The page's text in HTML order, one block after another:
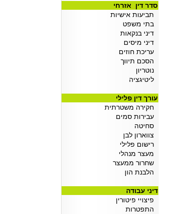
סדר דין אזרחי
תביעות אישיות
בתי משפט
דיני בנקאות
דיני מיסים
עריכת חוזים
הסכם תיווך
נוטריון
ליטיגציה
עורך דין פלילי
חקירה משטרתית
עבירות סמים
סחיטה
צווארון לבן
רישום פלילי
מעצר מנהלי
שחרור ממעצר
הלבנת הון
דיני עבודה
פיצויי פיטורין
התפטרות